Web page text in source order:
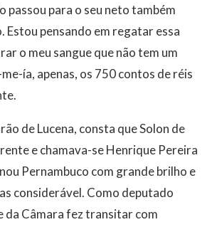
passou para o seu neto também
Estou pensando em regatar essa
o meu sangue que não tem um
ía, apenas, os 750 contos de réis
de Lucena, consta que Solon de
e chamava-se Henrique Pereira
Pernambuco com grande brilho e
considerável. Como deputado
da Câmara fez transitar com